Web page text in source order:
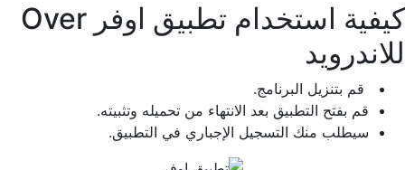
كيفية استخدام تطبيق اوفر Over
للاندرويد
قم بتنزيل البرنامج.
قم بفتح التطبيق بعد الانتهاء من تحميله وتثبيته.
سيطلب منك التسجيل الإجباري في التطبيق.